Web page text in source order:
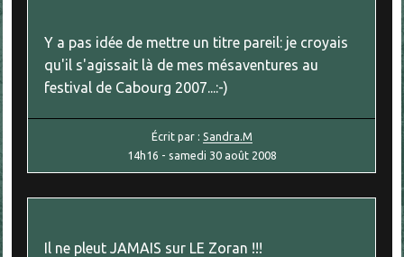
Y a pas idée de mettre un titre pareil: je croyais
qu'il s'agissait là de mes mésaventures au
festival de Cabourg 2007...:-)
Écrit par : Sandra.M
14h16 - samedi 30 août 2008
Il ne pleut JAMAIS sur LE Zoran !!!